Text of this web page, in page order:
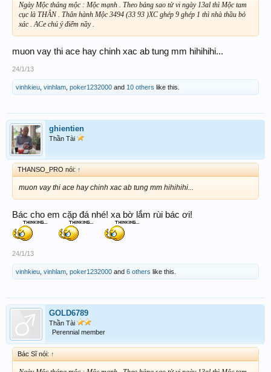
Ngày Mộc tháng mộc : Mộc mạnh . Theo bảng sao tử vi ngày 13al thì Mộc tam
cục là THÂN . Thân hành Mộc 3494 (33 93 )XC ghép 9 ghép 1 thì nhà thầu bỏ
xác . ACe chú ý điểm nầy .
muon vay thi ace hay chinh xac ab tung mm hihihihi...
24/1/13
vinhkieu vinhlam poker1232000 and 10 others like this.
ghientien
Thần Tài
THANSO_PRO nói: ↑
muon vay thi ace hay chinh xac ab tung mm hihihihi...
Bác cho em cặp đá nhé! xa bờ lắm rùi bác ơi!
24/1/13
vinhkieu vinhlam poker1232000 and 6 others like this.
GOLD6789
Thần Tài
Perennial member
Bác Sĩ nói: ↑